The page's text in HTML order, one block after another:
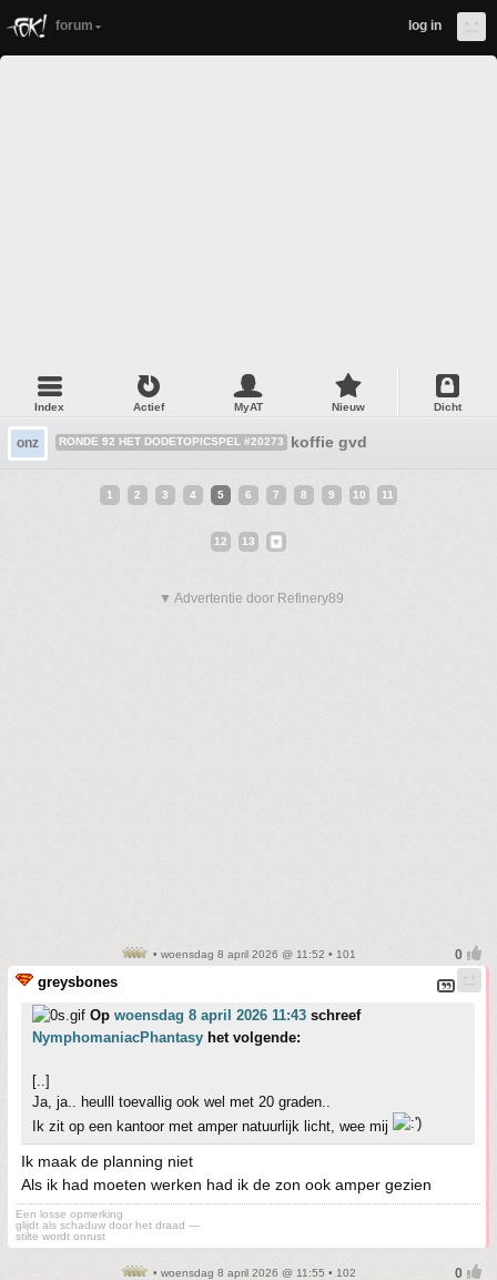
forum log in
Index Actief MyAT Nieuw Dicht
onz RONDE 92 HET DODETOPICSPEL #20273 koffie gvd
1 2 3 4 5 6 7 8 9 10 11
12 13
▼ Advertentie door Refinery89
• woensdag 8 april 2026 @ 11:52 • 101
greysbones
Op woensdag 8 april 2026 11:43 schreef
NymphomaniacPhantasy het volgende:
[..]
Ja, ja.. heulll toevallig ook wel met 20 graden..
Ik zit op een kantoor met amper natuurlijk licht, wee mij
Ik maak de planning niet
Als ik had moeten werken had ik de zon ook amper gezien
Een losse opmerking
glijdt als schaduw door het draad —
stilte wordt onrust
• woensdag 8 april 2026 @ 11:55 • 102